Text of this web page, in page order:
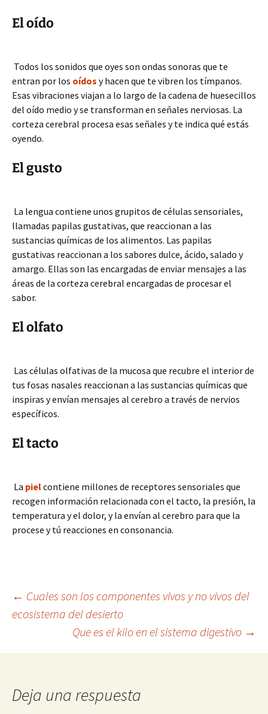
El oído
Todos los sonidos que oyes son ondas sonoras que te
entran por los oídos y hacen que te vibren los tímpanos.
Esas vibraciones viajan a lo largo de la cadena de huesecillos
del oído medio y se transforman en señales nerviosas. La
corteza cerebral procesa esas señales y te indica qué estás
oyendo.
El gusto
La lengua contiene unos grupitos de células sensoriales,
llamadas papilas gustativas, que reaccionan a las
sustancias químicas de los alimentos. Las papilas
gustativas reaccionan a los sabores dulce, ácido, salado y
amargo. Ellas son las encargadas de enviar mensajes a las
áreas de la corteza cerebral encargadas de procesar el
sabor.
El olfato
Las células olfativas de la mucosa que recubre el interior de
tus fosas nasales reaccionan a las sustancias químicas que
inspiras y envían mensajes al cerebro a través de nervios
específicos.
El tacto
La pielcontiene millones de receptores sensoriales que
recogen información relacionada con el tacto, la presión, la
temperatura y el dolor, y la envían al cerebro para que la
procese y tú reacciones en consonancia.
Navegación
← Cuales son los componentes vivos y no vivos del
ecosistema del desierto
Que es el kilo en el sistema digestivo →
Deja una respuesta